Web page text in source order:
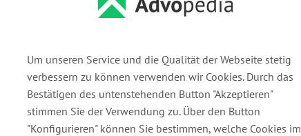
E-Mail:
info@lsg.eu
Um unseren Service und die Qualität der Webseite stetig
verbessern zu können verwenden wir Cookies. Durch das
Bestätigen des untenstehenden Button "Akzeptieren"
stimmen Sie der Verwendung zu. Über den Button
"Konfigurieren" können Sie bestimmen, welche Cookies im